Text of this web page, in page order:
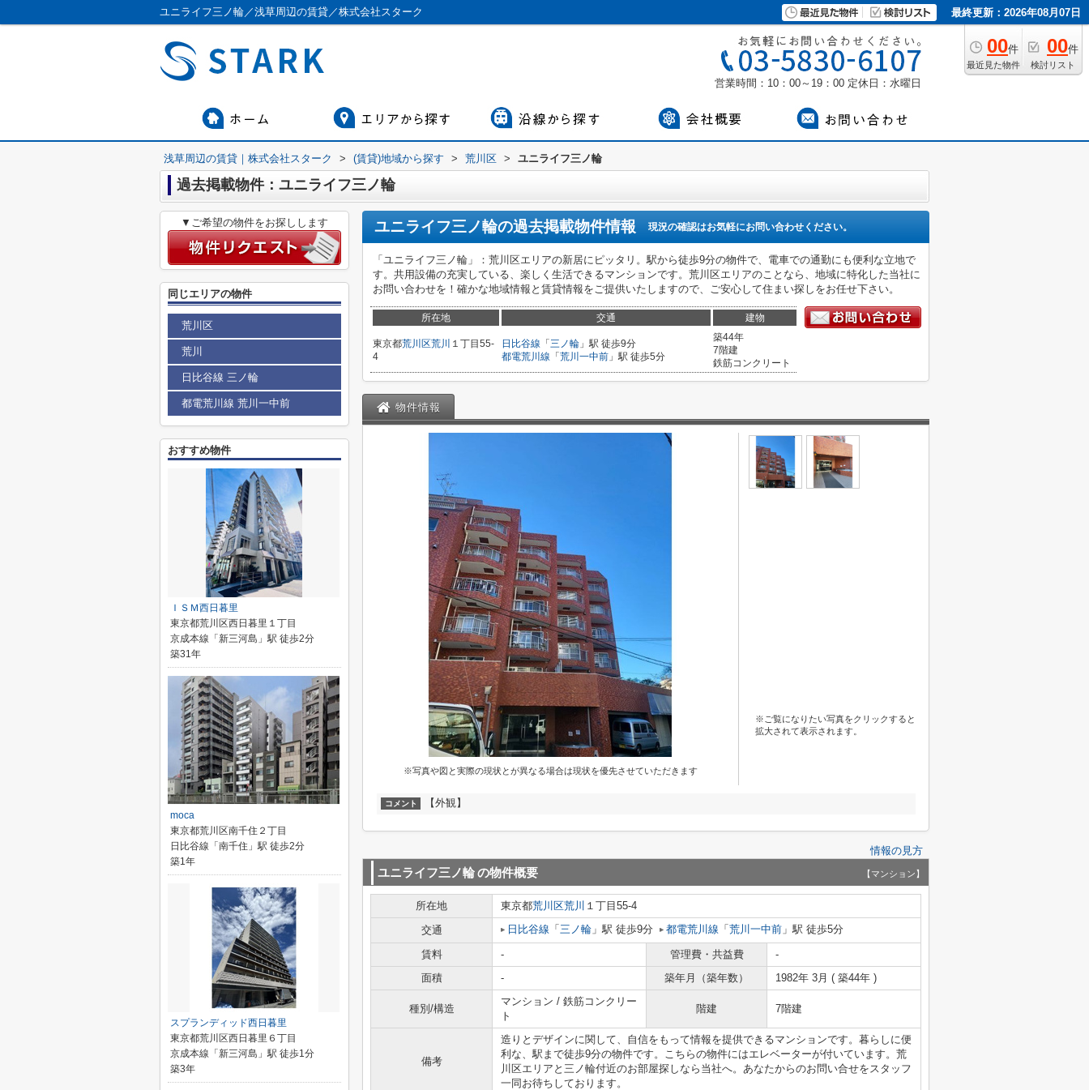
ユニライフ三ノ輪／浅草周辺の賃貸／株式会社スターク 最終更新：2026年08月07日
00件
最近見た物件
00件
検討リスト
営業時間：10：00～19：00 定休日：水曜日
浅草周辺の賃貸｜株式会社スターク > (賃貸)地域から探す > 荒川区 > ユニライフ三ノ輪
過去掲載物件：ユニライフ三ノ輪
ユニライフ三ノ輪の過去掲載物件情報 現況の確認はお気軽にお問い合わせください。
「ユニライフ三ノ輪」：荒川区エリアの新居にピッタリ。駅から徒歩9分の物件で、電車での通勤にも便利な立地で
す。共用設備の充実している、楽しく生活できるマンションです。荒川区エリアのことなら、地域に特化した当社に
お問い合わせを！確かな地域情報と賃貸情報をご提供いたしますので、ご安心して住まい探しをお任せ下さい。
所在地 交通 建物
東京都荒川区荒川 １丁目55-
4
日比谷線 「 三ノ輪 」駅 徒歩9分
都電荒川線 「 荒川一中前 」駅 徒歩5分
築44年
7階建
鉄筋コンクリート
物件情報
※写真や図と実際の現状とが異なる場合は現状を優先させていただきます
※ご覧になりたい写真をクリックすると
拡大されて表示されます。
コメント 【外観】
情報の見方
ユニライフ三ノ輪の物件概要 【マンション】
所在地 東京都荒川区荒川 １丁目55-4
交通
日比谷線 「 三ノ輪 」駅 徒歩9分 都電荒川線 「 荒川一中前 」駅 徒歩5分
賃料 - 管理費・共益費
-
面積
- 築年月（築年数） 1982年 3月 ( 築44年 )
種別/構造
マンション / 鉄筋コンクリー
ト
階建 7階建
備考
造りとデザインに関して、自信をもって情報を提供できるマンションです。暮らしに便
利な、駅まで徒歩9分の物件です。こちらの物件にはエレベーターが付いています。荒
川区エリアと三ノ輪付近のお部屋探しなら当社へ。あなたからのお問い合せをスタッフ
一同お待ちしております。
▼ご希望の物件をお探しします
同じエリアの物件
荒川区
荒川
日比谷線 三ノ輪
都電荒川線 荒川一中前
おすすめ物件
ＩＳＭ西日暮里
東京都荒川区西日暮里１丁目
京成本線「新三河島」駅 徒歩2分
築31年
moca
東京都荒川区南千住２丁目
日比谷線「南千住」駅 徒歩2分
築1年
スプランディッド西日暮里
東京都荒川区西日暮里６丁目
京成本線「新三河島」駅 徒歩1分
築3年